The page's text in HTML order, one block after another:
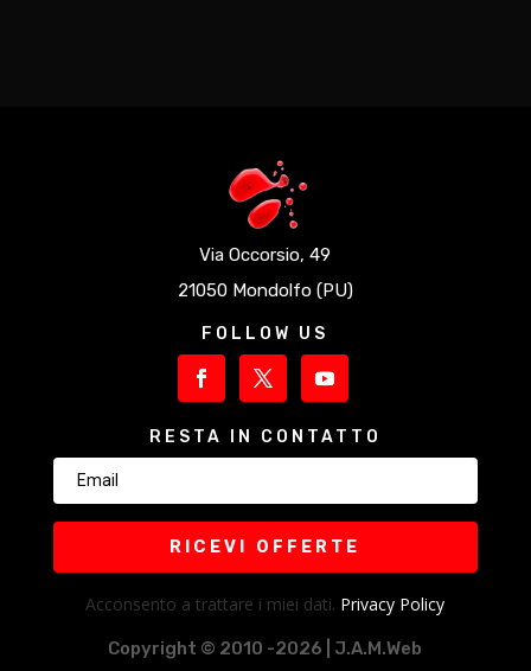
Via Occorsio, 49
21050 Mondolfo (PU)
FOLLOW US
RESTA IN CONTATTO
RICEVI OFFERTE
Acconsento a trattare i miei dati. Privacy Policy
Copyright © 2010 -2026 | J.A.M.Web